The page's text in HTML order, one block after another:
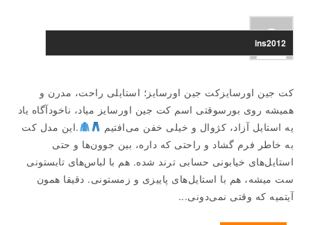
ins2012
کت جین اورسایزکت جین اورسایز؛ استایلی راحت، مدرن و
همیشه روی بورسوقتی اسم کت جین اورسایز میاد، ناخودآگاه یاد
یه استایل آزاد، کژوال و خیلی خفن می‌افتیم
.این مدل کت
به خاطر فرم گشاد و راحتی که داره، بین جوون‌ها و حتی
استایل‌های خیابونی حسابی ترند شده. هم با لباس‌های تابستونی
ست میشه، هم با استایل‌های پاییزی و زمستونی. دقیقا همون
آیتمیه که وقتی نمی‌دونی...